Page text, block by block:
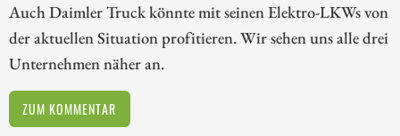
Auch Daimler Truck könnte mit seinen Elektro-LKWs von
der aktuellen Situation profitieren. Wir sehen uns alle drei
Unternehmen näher an.
ZUM KOMMENTAR